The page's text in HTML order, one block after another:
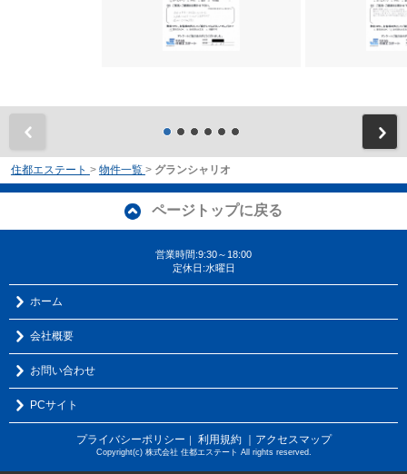
住都エステート > 物件一覧 > グランシャリオ
ページトップに戻る
営業時間:9:30～18:00
定休日:水曜日
ホーム
会社概要
お問い合わせ
PCサイト
プライバシーポリシー 利用規約 ｜アクセスマップ
Copyright(c) 株式会社 住都エステート All rights reserved.